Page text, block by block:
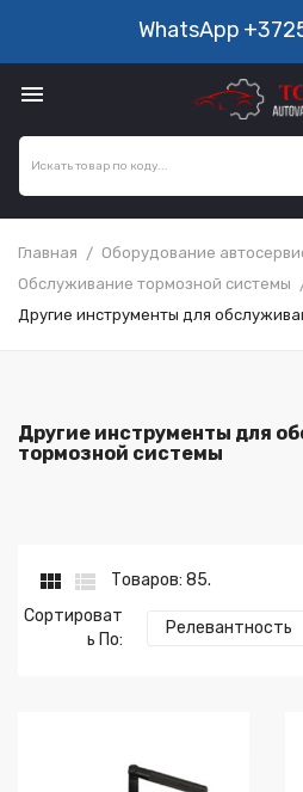
WhatsApp

Главная
Оборудование
Обслуживание тормозной системы
Другие инструменты для
Другие инструменты для
тормозной системы
 
Товаров: 85.
Сортироват
Ь По:
Релевантность